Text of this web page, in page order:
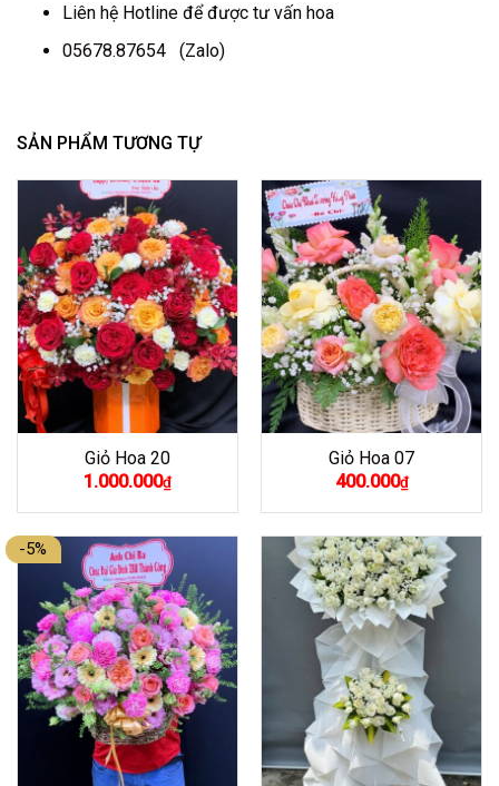
Liên hệ Hotline để được tư vấn hoa
05678.87654(Zalo)
SẢN PHẨM TƯƠNG TỰ
Giỏ Hoa 20
1.000.000₫
Giỏ Hoa 07
400.000₫
-5%